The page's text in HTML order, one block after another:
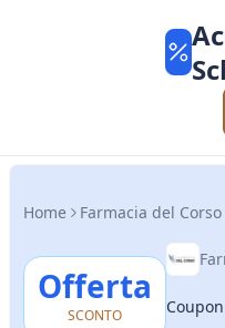
Home Farmacia del Corso
Offerta
SCONTO